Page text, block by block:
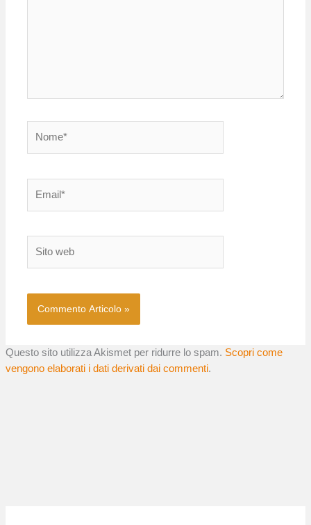
web
Questo sito utilizza Akismet per ridurre lo spam. Scopri come
vengono elaborati i dati derivati dai commenti.